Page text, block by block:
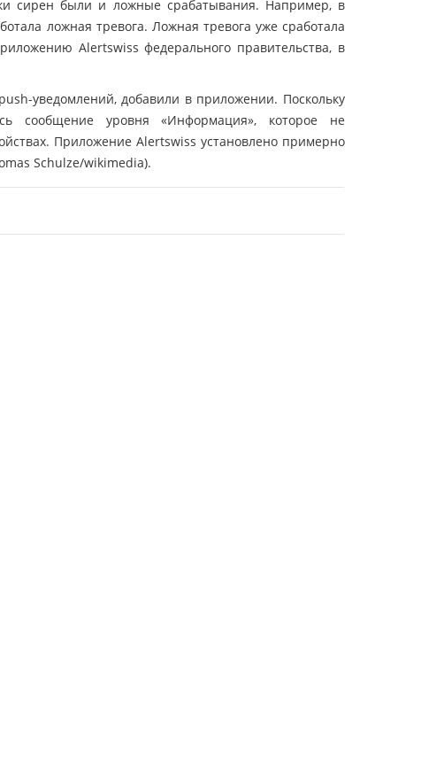
сирен были и ложные срабатывания. Например, в
ложная тревога. Ложная тревога уже сработала
Alertswiss федерального правительства, в
уведомлений, добавили в приложении. Поскольку
сообщение уровня «Информация», которое не
Приложение Alertswiss установлено примерно
Schulze/wikimedia).